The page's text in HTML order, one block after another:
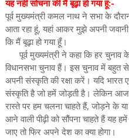
यह नहीं सोचना की मैं बूढ़ा हाे गया हूं:-
पूर्व मुख्यमंत्री कमल नाथ ने सभा के
आता रहा हूं, यहां आकर मुझे अपनी
कि मैं बूढ़ा हो गया हूँ।
पूर्व मुख्यमंत्री ने कहा कि हर चुनाव
विधानसभा चुनाव हैं। इस चुनाव में बहुत
अपनी संस्कृति की रक्षा करें। यदि
संस्कृति है जो हमें जोड़ती है। लेकिन आज
रास्ते पर हम चलना चाहते हैं, जोड़ने के
आने वाली पीढ़ी को सौंपना चाहते हैं यह
जाए तो फिर अपने देश का क्या होगा।